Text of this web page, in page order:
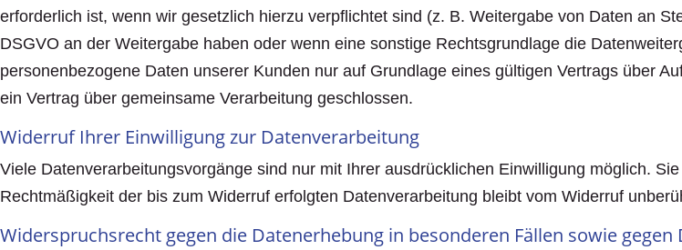
erforderlich ist, wenn wir gesetzlich hierzu verpflichtet sind (z. B. Weitergabe von Daten an
DSGVO an der Weitergabe haben oder wenn eine sonstige Rechtsgrundlage die
personenbezogene Daten unserer Kunden nur auf Grundlage eines gültigen Vertrags über
ein Vertrag über gemeinsame Verarbeitung geschlossen.
Widerruf Ihrer Einwilligung zur Datenverarbeitung
Viele Datenverarbeitungsvorgänge sind nur mit Ihrer ausdrücklichen Einwilligung möglich.
Rechtmäßigkeit der bis zum Widerruf erfolgten Datenverarbeitung bleibt vom Widerruf
Widerspruchsrecht gegen die Datenerhebung in besonderen Fällen sowie gegen